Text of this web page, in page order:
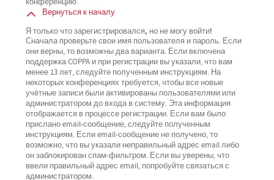
Вернуться к началу
Я только что зарегистрировался, но не могу войти!
Сначала проверьте свои имя пользователя и пароль. Если
они верны, то возможны два варианта. Если включена
поддержка COPPA и при регистрации вы указали, что вам
менее 13 лет, следуйте полученным инструкциям. На
некоторых конференциях требуется, чтобы все новые
учётные записи были активированы пользователями или
администратором до входа в систему. Эта информация
отображается в процессе регистрации. Если вам было
прислано email-сообщение, следуйте полученным
инструкциям. Если email-сообщение не получено, то
возможно, что вы указали неправильный адрес email либо
он заблокирован спам-фильтром. Если вы уверены, что
ввели правильный адрес email, попробуйте связаться с
администратором.